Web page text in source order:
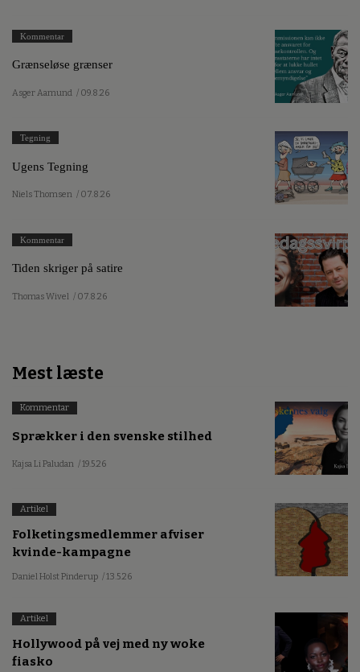
Kommentar
Grænseløse grænser
Asger Aamund / 09.8.26
Tegning
Ugens Tegning
Niels Thomsen / 07.8.26
Kommentar
Tiden skriger på satire
Thomas Wivel / 07.8.26
Mest læste
Kommentar
Sprækker i den svenske stilhed
Kajsa Li Paludan / 19.5.26
Artikel
Folketingsmedlemmer afviser
kvinde-kampagne
Daniel Holst Pinderup / 13.5.26
Artikel
Hollywood på vej med ny woke
fiasko